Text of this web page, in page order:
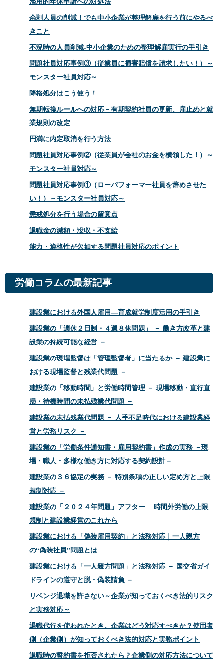
余剰人員の削減！でも中小企業が整理解雇を行う前にやるべ
きこと
不況時の人員削減‐中小企業のための整理解雇実行の手引き
問題社員対応事例③（従業員に損害賠償を請求したい！）～
モンスター社員対応～
降格処分はこう使う！
無期転換ルールへの対応－有期契約社員の更新、雇止めと就
業規則の改定
円満に内定取消を行う方法
問題社員対応事例②（従業員が会社のお金を横領した！）～
モンスター社員対応～
問題社員対応事例①（ローパフォーマー社員を辞めさせた
い！）～モンスター社員対応～
懲戒処分を行う場合の留意点
退職金の減額・没収・不支給
能力・適格性が欠如する問題社員対応のポイント
労働コラムの最新記事
建設業における外国人雇用―育成就労制度活用の手引き
建設業の「週休２日制・４週８休問題」 － 働き方改革と建
設業の持続可能な経営 －
建設業の現場監督は「管理監督者」に当たるか － 建設業に
おける現場監督と残業代問題 －
建設業の「移動時間」と労働時間管理 － 現場移動・直行直
帰・待機時間の未払残業代問題 －
建設業の未払残業代問題 － 人手不足時代における建設業経
営と労務リスク －
建設業の「労働条件通知書・雇用契約書」作成の実務 －現
場・職人・多様な働き方に対応する契約設計－
建設業の３６協定の実務 － 特別条項の正しい定め方と上限
規制対応 －
建設業の「２０２４年問題」アフター 時間外労働の上限
規制と建設業経営のこれから
建設業における「偽装雇用契約」と法務対応｜一人親方
の“偽装社員”問題とは
建設業における「一人親方問題」と法務対応 － 国交省ガイ
ドラインの遵守と脱・偽装請負 －
リベンジ退職を許さない～企業が知っておくべき法的リスク
と実務対応～
退職代行を使われたとき、企業はどう対応すべきか？使用者
側（企業側）が知っておくべき法的対応と実務ポイント
退職時の誓約書を拒否されたら？企業側の対応方法について